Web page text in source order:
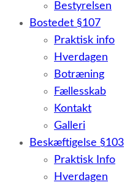
Bestyrelsen
Bostedet §107
Praktisk info
Hverdagen
Botræning
Fællesskab
Kontakt
Galleri
Beskæftigelse §103
Praktisk Info
Hverdagen